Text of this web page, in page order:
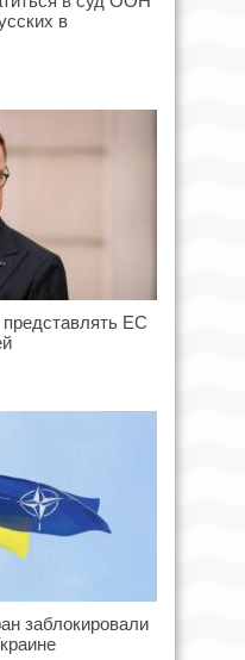
в
представлять ЕС
заблокировали